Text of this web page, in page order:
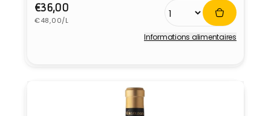
Prix
habituel
€36,00
Prix
unitaire
€48,00/L
Informations alimentaires